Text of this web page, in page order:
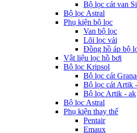
Bộ lọc cát van
Bộ lọc Astral
Phụ kiện bộ lọc
Van bộ lọc
Lõi lọc vải
Đồng hồ áp bộ
Vật liệu lọc hồ bơi
Bộ lọc Kripsol
Bộ lọc cát
Bộ lọc cát Artik
Bộ lọc Artik - ak
Bộ lọc Astral
Phụ kiện thay thế
Pentair
Emaux